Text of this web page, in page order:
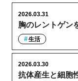
胸のレントゲン
2026.03.31
生活
抗体産生と細胞
2026.03.30